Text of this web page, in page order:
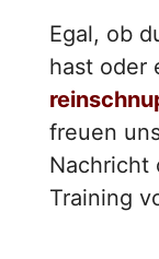
Egal, ob
hast oder
freuen
Nachricht
Training